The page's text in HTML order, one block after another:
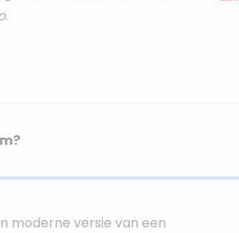
.
moderne versie van een